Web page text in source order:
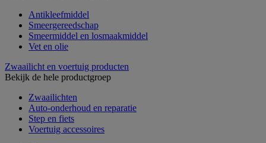
Antikleefmiddel
Smeergereedschap
Smeermiddel en losmaakmiddel
Vet en olie
Zwaailicht en voertuig producten
Bekijk de hele productgroep
Zwaailichten
Auto-onderhoud en reparatie
Step en fiets
Voertuig accessoires